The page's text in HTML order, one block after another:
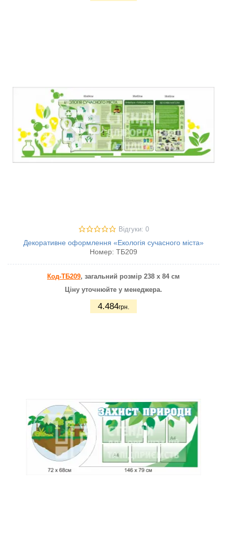
Відгуки: 0
Декоративне оформлення «Екологія сучасного міста»
Номер: ТБ209
Код-ТБ209, загальний розмір 238 х 84 см
Ціну уточнюйте у менеджера.
4.484грн.